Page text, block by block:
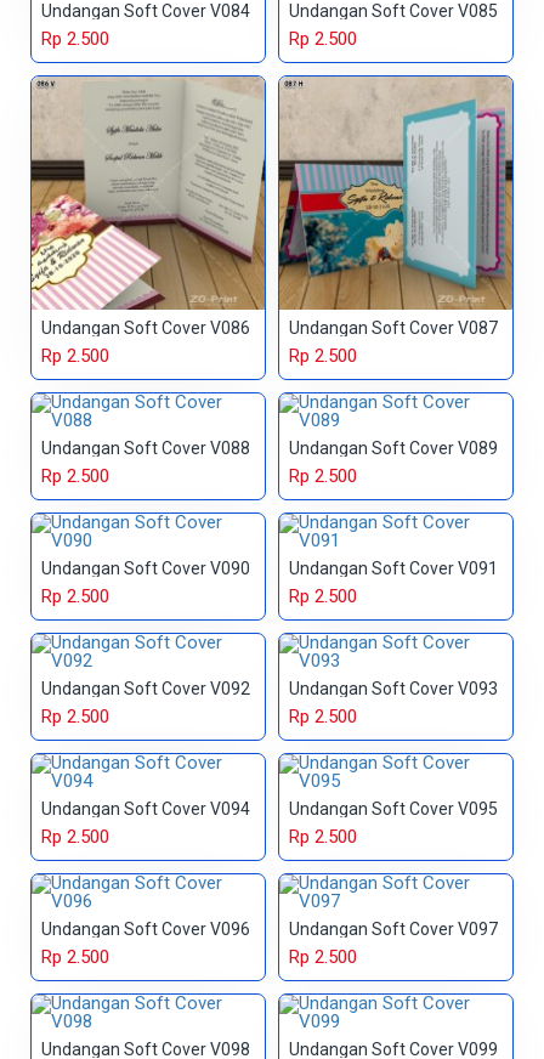
Undangan Soft Cover V084
Rp 2.500
Undangan Soft Cover V085
Rp 2.500
Undangan Soft Cover V086
Rp 2.500
Undangan Soft Cover V087
Rp 2.500
Undangan Soft Cover V088
Rp 2.500
Undangan Soft Cover V089
Rp 2.500
Undangan Soft Cover V090
Rp 2.500
Undangan Soft Cover V091
Rp 2.500
Undangan Soft Cover V092
Rp 2.500
Undangan Soft Cover V093
Rp 2.500
Undangan Soft Cover V094
Rp 2.500
Undangan Soft Cover V095
Rp 2.500
Undangan Soft Cover V096
Rp 2.500
Undangan Soft Cover V097
Rp 2.500
Undangan Soft Cover V098 Undangan Soft Cover V099